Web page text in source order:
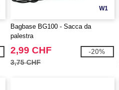
W1
Bagbase BG100 - Sacca da
palestra
2,99 CHF
3,75 CHF
-20%